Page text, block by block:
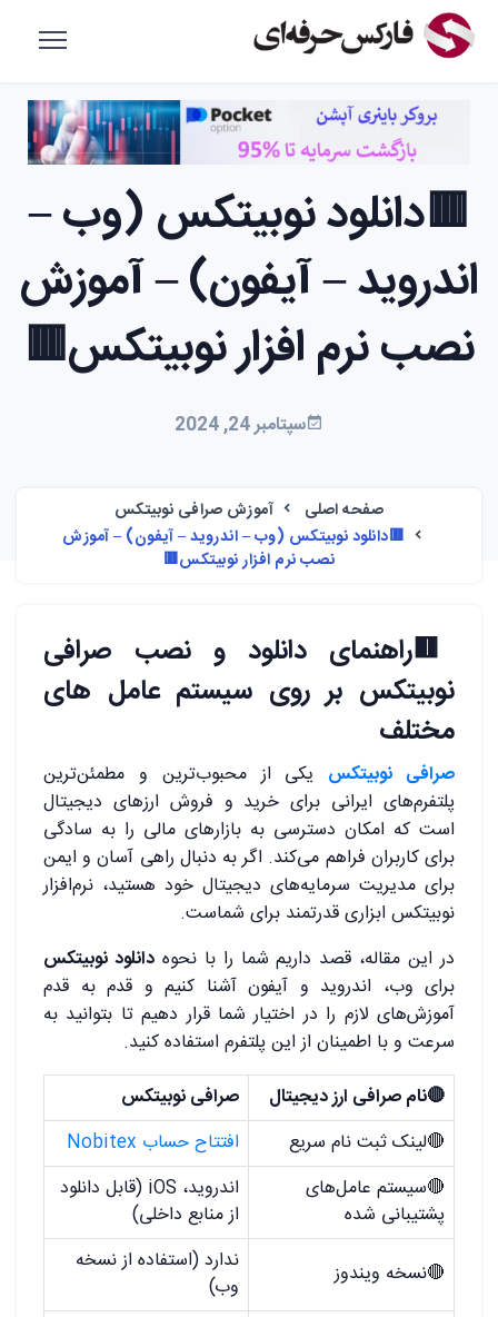
🟥دانلود نوبیتکس (وب –
اندروید – آیفون) – آموزش
نصب نرم افزار نوبیتکس🟥
سپتامبر 24, 2024
صفحه اصلی
آموزش صرافی نوبیتکس
🟥دانلود نوبیتکس (وب – اندروید – آیفون) – آموزش
نصب نرم افزار نوبیتکس🟥
🟥راهنمای دانلود و نصب صرافی
نوبیتکس بر روی سیستم عامل های
مختلف
صرافی نوبیتکس یکی از محبوب‌ترین و مطمئن‌ترین
پلتفرم‌های ایرانی برای خرید و فروش ارزهای دیجیتال
است که امکان دسترسی به بازارهای مالی را به سادگی
برای کاربران فراهم می‌کند. اگر به دنبال راهی آسان و ایمن
برای مدیریت سرمایه‌های دیجیتال خود هستید، نرم‌افزار
نوبیتکس ابزاری قدرتمند برای شماست.
در این مقاله، قصد داریم شما را با نحوهدانلود نوبیتکس
برای وب، اندروید و آیفون آشنا کنیم و قدم به قدم
آموزش‌های لازم را در اختیار شما قرار دهیم تا بتوانید به
سرعت و با اطمینان از این پلتفرم استفاده کنید.
🔴نام صرافی ارز دیجیتال
صرافی نوبیتکس
🔴لینک ثبت نام سریع
افتتاح حساب Nobitex
🔴سیستم عامل‌های
پشتیبانی شده
اندروید، iOS (قابل دانلود
از منابع داخلی)
🔴نسخه ویندوز
ندارد (استفاده از نسخه
وب)